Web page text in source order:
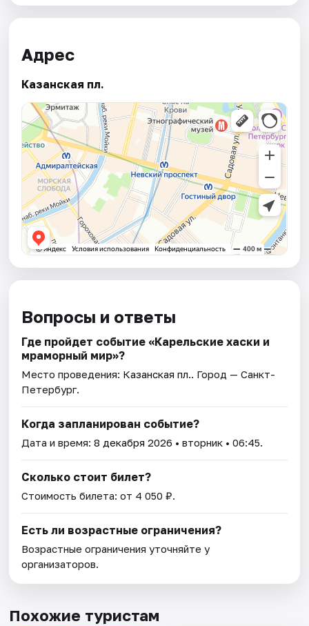
Адрес
Казанская пл.
Вопросы и ответы
Где пройдет событие «Карельские хаски и
мраморный мир»?
Место проведения: Казанская пл.. Город — Санкт-
Петербург.
Когда запланирован событие?
Дата и время:8 декабря 2026 • вторник • 06:45.
Сколько стоит билет?
Стоимость билета: от 4 050 ₽.
Есть ли возрастные ограничения?
Возрастные ограничения уточняйте у
организаторов.
Похожие туристам